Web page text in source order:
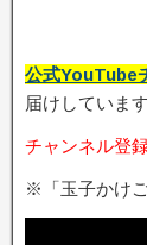
公式YouTube
届けしています
チャンネル登
※「玉子かけ